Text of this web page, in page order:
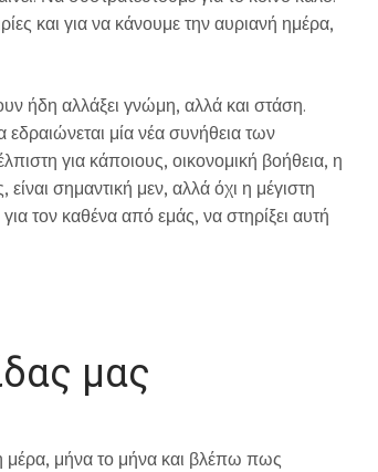
και για να κάνουμε την αυριανή ημέρα,
ήδη αλλάξει γνώμη, αλλά και στάση.
μία νέα συνήθεια των
για κάποιους, οικονομική βοήθεια, η
σημαντική μεν, αλλά όχι η μέγιστη
τον καθένα από εμάς, να στηρίξει αυτή
μας
μέρα, μήνα το μήνα και βλέπω πως